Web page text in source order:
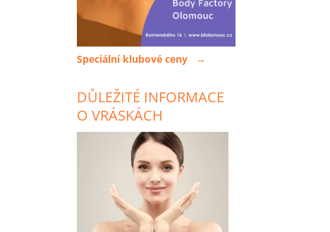
Speciální klubové ceny →
DŮLEŽITÉ INFORMACE
O VRÁSKÁCH